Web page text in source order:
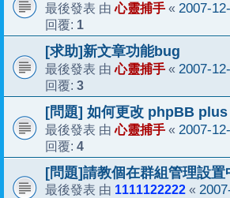
最後發表 由心靈捕手 « 2007-
回覆: 1
[求助]新文章功能bug
最後發表 由心靈捕手 « 2007-
回覆: 3
[問題] 如何更改 phpBB
最後發表 由心靈捕手 « 2007-
回覆: 4
[問題]請教個在群組管理設
最後發表 由 1111122222 «